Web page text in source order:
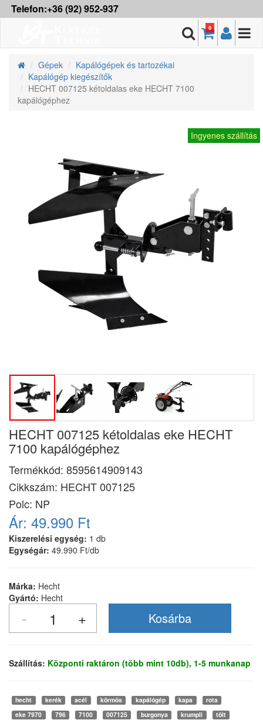
Telefon:+36 (92) 952-937
0
Gépek
Kapálógépek és tartozékai
Kapálógép kiegészítők
HECHT 007125 kétoldalas eke HECHT 7100
kapálógéphez
Ingyenes szállítás
HECHT 007125 kétoldalas eke HECHT
7100 kapálógéphez
Termékkód: 8595614909143
Cikkszám: HECHT 007125
Polc: NP
Ár: 49.990 Ft
Kiszerelési egység: 1 db
Egységár: 49.990 Ft/db
Márka: Hecht
Gyártó: Hecht
Szállítás: Központi raktáron (több mint 10db), 1-5 munkanap
hecht kerék acél körmös kapálógép kapa
rota
eke 7970
796 7100 007125 burgonya krumpli
tölt